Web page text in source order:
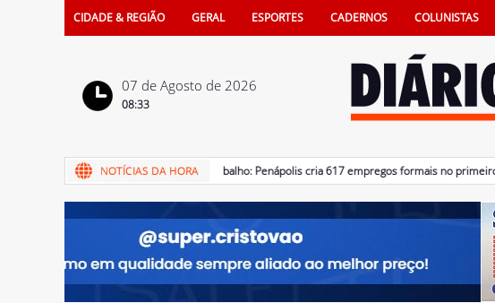
CIDADE & REGIÃO GERAL ESPORTES CADERNOS COLUNISTAS
07 de Agosto de 2026
08:33
07/08/2026 - Mercado de trabalho: Penápolis cria 617 empregos formais no primeiro